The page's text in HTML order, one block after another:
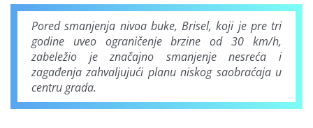
Pored smanjenja nivoa buke, Brisel, koji je pre tri
godine uveo ograničenje brzine od 30 km/h,
zabeležio je značajno smanjenje nesreća i
zagađenja zahvaljujući planu niskog saobraćaja u
centru grada.